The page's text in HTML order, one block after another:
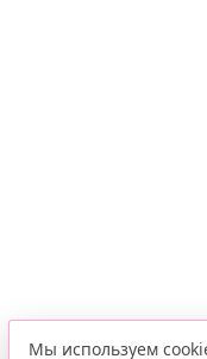
Мы используем